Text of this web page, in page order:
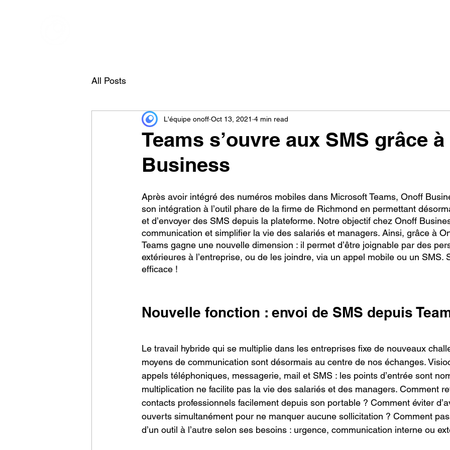
All Posts
Teams s’ouvre aux SMS grâce
Business
L'équipe onoff Oct 13, 2021 4 min read
Après avoir intégré des numéros mobiles dans Microsoft Teams, Onoff
son intégration à l’outil phare de la firme de Richmond en permettant
et d’envoyer des SMS depuis la plateforme. Notre objectif chez Onoff
communication et simplifier la vie des salariés et managers. Ainsi, grâce à
Teams gagne une nouvelle dimension : il permet d’être joignable par des
extérieures à l’entreprise, ou de les joindre, via un appel mobile ou un SMS.
efficace !
Nouvelle fonction : envoi de SMS depuis
Le travail hybride qui se multiplie dans les entreprises fixe de nouveaux
moyens de communication sont désormais au centre de nos échanges.
appels téléphoniques, messagerie, mail et SMS : les points d’entrée sont
multiplication ne facilite pas la vie des salariés et des managers. Comment
contacts professionnels facilement depuis son portable ? Comment éviter
ouverts simultanément pour ne manquer aucune sollicitation ? Comment
d’un outil à l’autre selon ses besoins : urgence, communication interne ou